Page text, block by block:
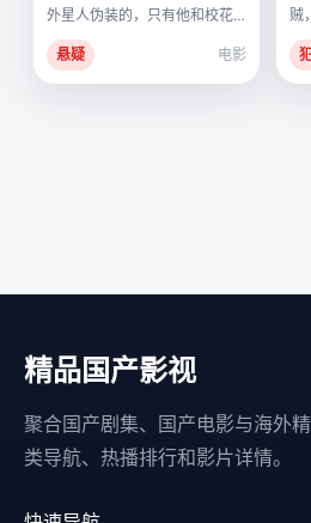
外星人伪装的，只有他和校花
是人类，而校花才是真正的母
体。
悬疑 电影
贼
精品国产影视
聚合国产剧集、国产电影与海外
类导航、热播排行和影片详情。